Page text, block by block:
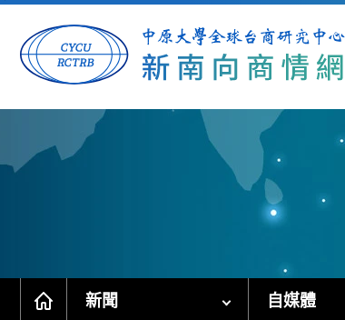
跳
新聞 自媒體